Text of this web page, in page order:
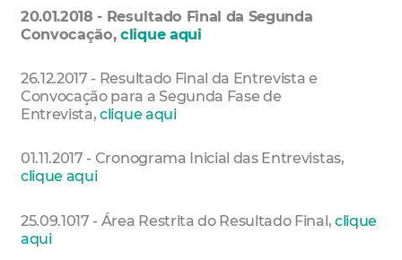
20.01.2018 - Resultado Final da Segunda
Convocação,clique aqui
26.12.2017 - Resultado Final da Entrevista e
Convocação para a Segunda Fase de
Entrevista,clique aqui
01.11.2017 - Cronograma Inicial das Entrevistas,
clique aqui
25.09.1017 - Área Restrita do Resultado Final, clique
aqui